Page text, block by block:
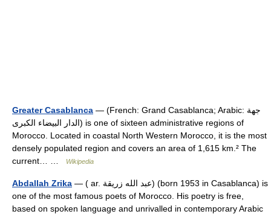
Greater Casablanca — (French: Grand Casablanca; Arabic: جهة
الدار البيضاء الكبرى) is one of sixteen administrative regions of
Morocco. Located in coastal North Western Morocco, it is the most
densely populated region and covers an area of 1,615 km.² The
current… …
Wikipedia
Abdallah Zrika — ( ar. عبد الله زريقة) (born 1953 in Casablanca) is
one of the most famous poets of Morocco. His poetry is free,
based on spoken language and unrivalled in contemporary Arabic